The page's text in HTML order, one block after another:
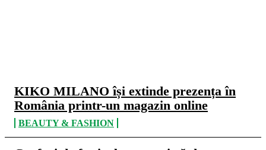
KIKO MILANO își extinde prezența în
România printr-un magazin online
BEAUTY & FASHION